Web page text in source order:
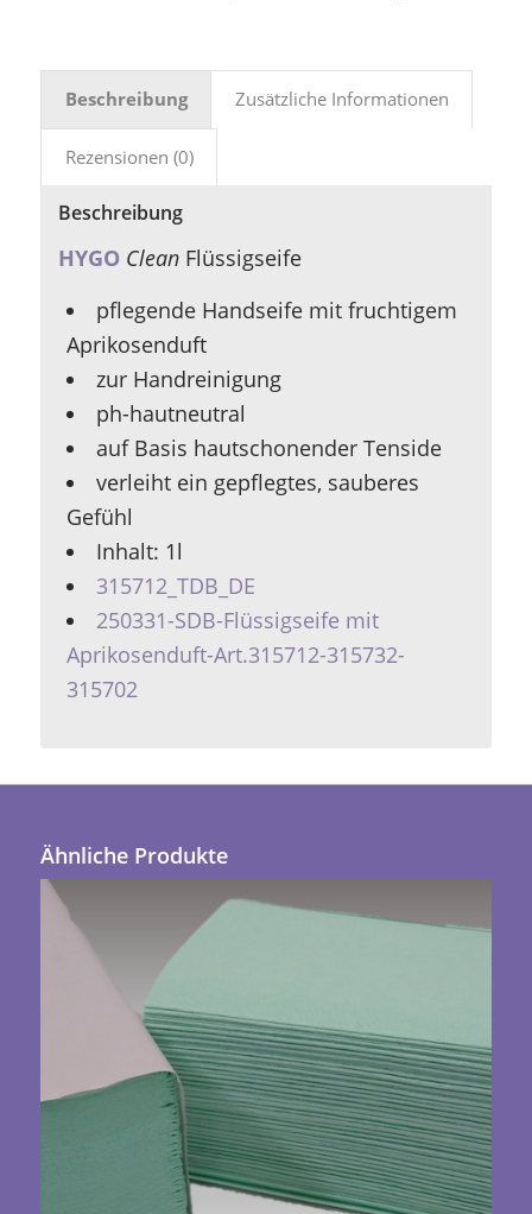
Beschreibung Zusätzliche Informationen
Rezensionen (0)
Beschreibung
HYGO CleanFlüssigseife
pflegende Handseife mit fruchtigem
Aprikosenduft
zur Handreinigung
ph-hautneutral
auf Basis hautschonender Tenside
verleiht ein gepflegtes, sauberes
Gefühl
Inhalt: 1l
315712_TDB_DE
250331-SDB-Flüssigseife mit
Aprikosenduft-Art.315712-315732-
315702
Ähnliche Produkte